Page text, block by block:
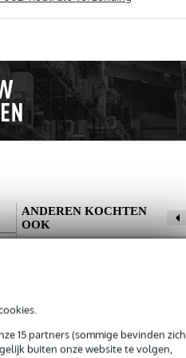
15 partners (sommige bevinden zich
buiten onze website te volgen,
Je naam
ANDEREN KOCHTEN
OOK
Innox Snap 27
kabelbinder met